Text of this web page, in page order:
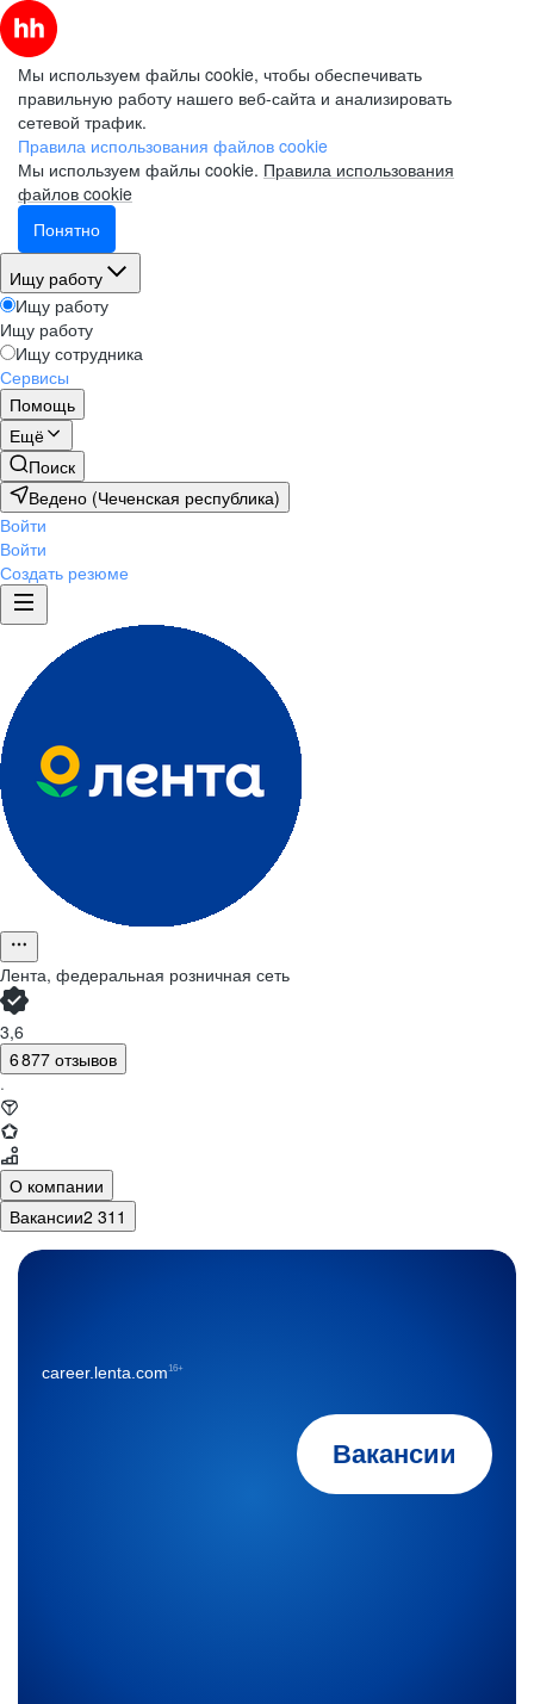
Мы используем файлы cookie, чтобы обеспечивать
правильную работу нашего веб-сайта и анализировать
сетевой трафик.
Правила использования файлов cookie
Мы используем файлы cookie. Правила использования
файлов cookie
Понятно
Ищу работу
Ищу работу
Ищу работу
Ищу сотрудника
Сервисы
Помощь
Ещё
Поиск
Ведено (Чеченская республика)
Войти
Войти
Создать резюме
Лента, федеральная розничная сеть
3,6
6 877 отзывов
·
О компании
Вакансии2 311
Вакансии
career.lenta.com16+